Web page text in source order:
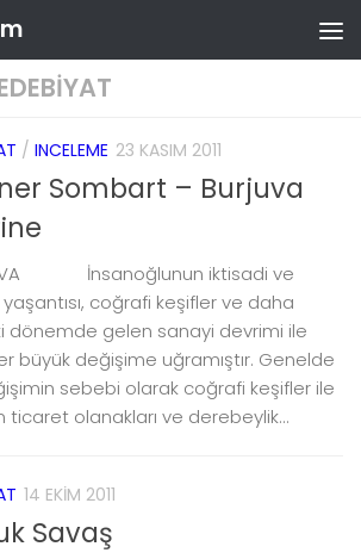
/ INCELEME 23 KASIM 2011
Sombart – Burjuva
İnsanoğlunun iktisadi ve
coğrafi keşifler ve daha
dönemde gelen sanayi devrimi ile
büyük değişime uğramıştır. Genelde
sebebi olarak coğrafi keşifler ile
ticaret olanakları ve derebeylik...
14 EKIM 2011
Savaş